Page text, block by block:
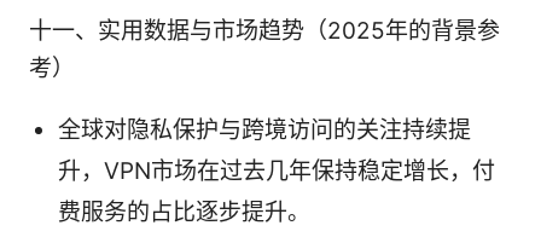
十一、实用数据与市场趋势（2025年的背景参
考）
全球对隐私保护与跨境访问的关注持续提
升，VPN市场在过去几年保持稳定增长，付
费服务的占比逐步提升。